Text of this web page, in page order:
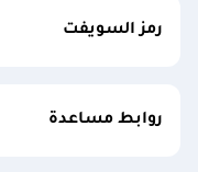
رمز السويفت
روابط مساعدة